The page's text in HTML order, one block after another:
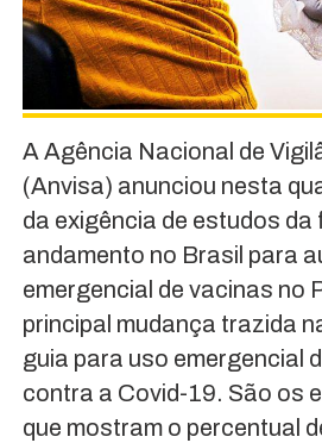
A Agência Nacional de
(Anvisa) anunciou nesta
da exigência de estudos da
andamento no Brasil para
emergencial de vacinas no
principal mudança trazida
guia para uso emergencial
contra a Covid-19. São os
que mostram o percentual